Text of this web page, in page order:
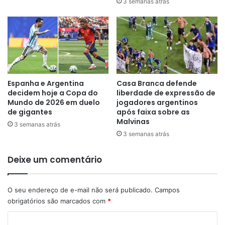
Espanha e Argentina
decidem hoje a Copa do
Mundo de 2026 em duelo
de gigantes
3 semanas atrás
Casa Branca defende
liberdade de expressão de
jogadores argentinos
após faixa sobre as
Malvinas
3 semanas atrás
Deixe um comentário
O seu endereço de e-mail não será publicado. Campos
obrigatórios são marcados com *